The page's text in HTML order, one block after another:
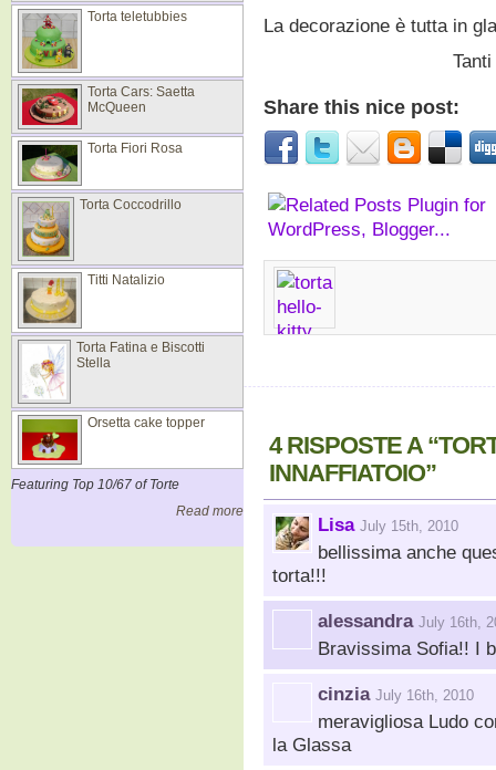
Torta teletubbies
Torta Cars: Saetta
McQueen
Torta Fiori Rosa
Torta Coccodrillo
Titti Natalizio
Torta Fatina e Biscotti
Stella
Orsetta cake topper
Featuring Top 10/67 of Torte
Read more
La decorazione è tutta in
Share this nice post:
4 RISPOSTE A
INNAFFIATOIO”
Lisa July 15th, 2010
bellissima anche
torta!!!
alessandra July 16th,
Bravissima Sofia!! I
cinzia July 16th, 2010
meravigliosa Ludo
la Glassa